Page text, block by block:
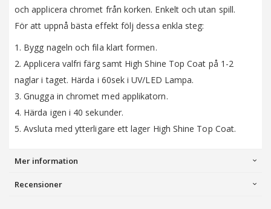
och applicera chromet från korken. Enkelt och utan spill.
För att uppnå bästa effekt följ dessa enkla steg:
1. Bygg nageln och fila klart formen.
2. Applicera valfri färg samt High Shine Top Coat på 1-2
naglar i taget. Härda i 60sek i UV/LED Lampa.
3. Gnugga in chromet med applikatorn.
4. Härda igen i 40 sekunder.
5. Avsluta med ytterligare ett lager High Shine Top Coat.
Mer information
Recensioner